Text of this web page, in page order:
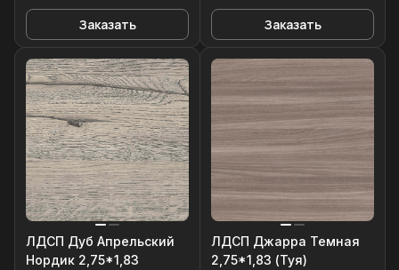
(Рустикальное)
Заказать Заказать
ЛДСП Дуб Апрельский
Нордик 2,75*1,83
ЛДСП Джарра Темная
2,75*1,83 (Туя)